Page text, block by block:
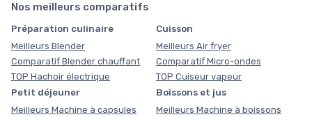
Nos meilleurs comparatifs
Préparation culinaire
Meilleurs Blender
Comparatif Blender chauffant
TOP Hachoir électrique
Cuisson
Meilleurs Air fryer
Comparatif Micro-ondes
TOP Cuiseur vapeur
Petit déjeuner
Meilleurs Machine à capsules
Boissons et jus
Meilleurs Machine à boissons